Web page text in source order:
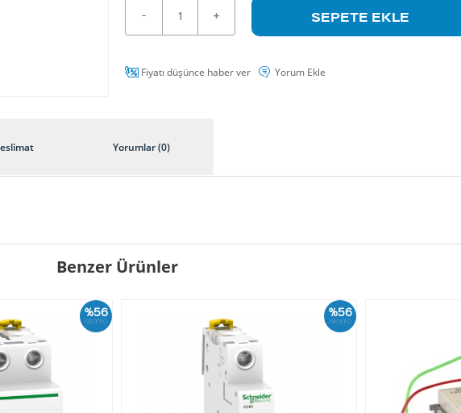
SEPETE EKLE
Fiyatı düşünce haber ver Yorum Ekle
Yorumlar (0)
Benzer Ürünler
%56
İskonto
%56
İskonto